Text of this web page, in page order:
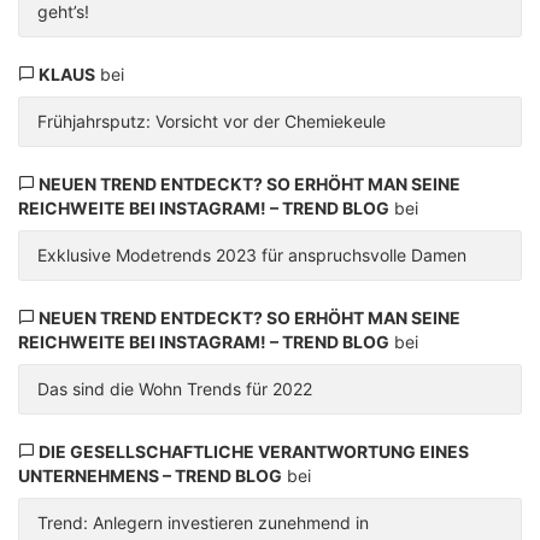
geht’s!
KLAUSbei
Frühjahrsputz: Vorsicht vor der Chemiekeule
NEUEN TREND ENTDECKT? SO ERHÖHT MAN SEINE
REICHWEITE BEI INSTAGRAM! – TREND BLOG bei
Exklusive Modetrends 2023 für anspruchsvolle Damen
NEUEN TREND ENTDECKT? SO ERHÖHT MAN SEINE
REICHWEITE BEI INSTAGRAM! – TREND BLOG bei
Das sind die Wohn Trends für 2022
DIE GESELLSCHAFTLICHE VERANTWORTUNG EINES
UNTERNEHMENS – TREND BLOG bei
Trend: Anlegern investieren zunehmend in